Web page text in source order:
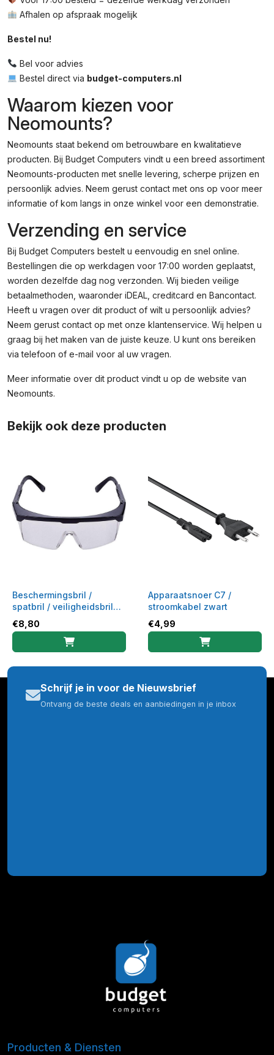
Afhalen op afspraak mogelijk
Bestel nu!
Bel voor advies
Bestel direct via budget-computers.nl
Waarom kiezen voor
Neomounts?
Neomounts staat bekend om betrouwbare en kwalitatieve
producten. Bij Budget Computers vindt u een breed assortiment
Neomounts-producten met snelle levering, scherpe prijzen en
persoonlijk advies. Neem gerust contact met ons op voor meer
informatie of kom langs in onze winkel voor een demonstratie.
Verzending en service
Bij Budget Computers bestelt u eenvoudig en snel online.
Bestellingen die op werkdagen voor 17:00 worden geplaatst,
worden dezelfde dag nog verzonden. Wij bieden veilige
betaalmethoden, waaronder iDEAL, creditcard en Bancontact.
Heeft u vragen over dit product of wilt u persoonlijk advies?
Neem gerust contact op met onze klantenservice. Wij helpen u
graag bij het maken van de juiste keuze. U kunt ons bereiken
via telefoon of e-mail voor al uw vragen.
Meer informatie over dit product vindt u op de website van
Neomounts.
Bekijk ook deze producten
Beschermingsbril /
spatbril / veiligheidsbril
gekleurd montuur
€8,80
Apparaatsnoer C7 /
stroomkabel zwart
€4,99
Schrijf je in voor de Nieuwsbrief
Ontvang de beste deals en aanbiedingen in je inbox
Producten & Diensten